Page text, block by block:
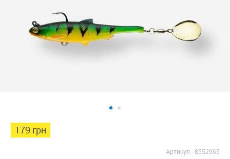
179 грн
Артикул -8552965